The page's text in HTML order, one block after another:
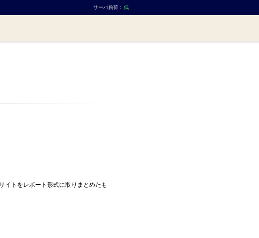
サーバ負荷 : 低
イトをレポート形式に取りまとめたも